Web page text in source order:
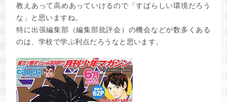
教えあって高めあっていけるので「すばらしい環境だろう
な」と思いますね。
特に出張編集部（編集部批評会）の機会などが数多くある
のは、学校で学ぶ利点だろうなと思います。